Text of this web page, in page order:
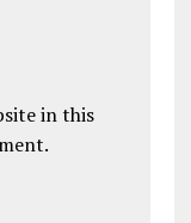
in this